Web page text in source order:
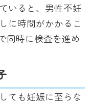
いると、男性不妊
に時間がかかるこ
同時に検査を進め
ても妊娠に至らな